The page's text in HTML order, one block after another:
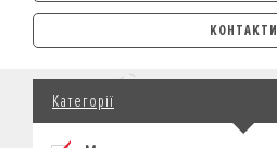
АВТОМОБІЛІ
ЛІЗИНГ
КРЕДИТ
СТРАХУВАННЯ
КОРПОРАТИВНИМ КЛІЄНТАМ
КОНТАКТИ
Категорії